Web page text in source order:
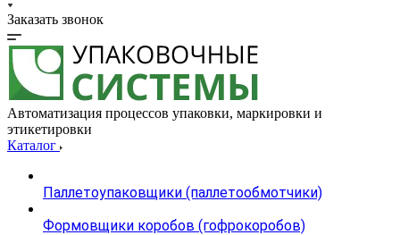
Заказать звонок
Автоматизация процессов упаковки, маркировки и
этикетировки
Каталог
Паллетоупаковщики (паллетообмотчики)
Формовщики коробов (гофрокоробов)